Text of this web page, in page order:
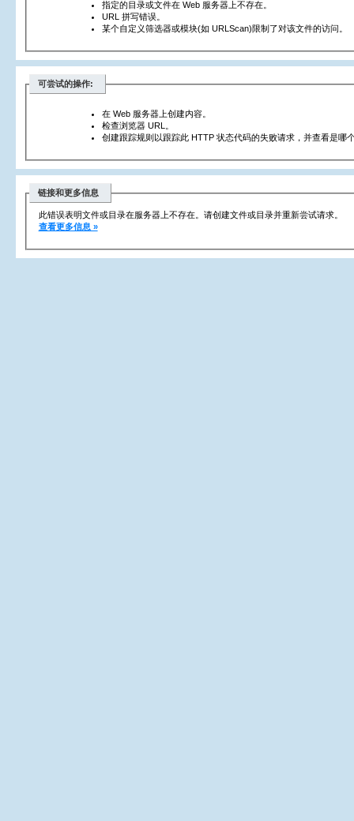
指定的目录或文件在 Web 服务器上不存在。
URL 拼写错误。
某个自定义筛选器或模块(如 URLScan)限制了对该文件的访问。
可尝试的操作:
在 Web 服务器上创建内容。
检查浏览器 URL。
创建跟踪规则以跟踪此 HTTP 状态代码的失败请求，并查看是哪
链接和更多信息
此错误表明文件或目录在服务器上不存在。请创建文件或目录并重新尝试请求。
查看更多信息 »